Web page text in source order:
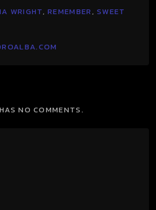
WRIGHT,REMEMBER,SWEET
NO COMMENTS.